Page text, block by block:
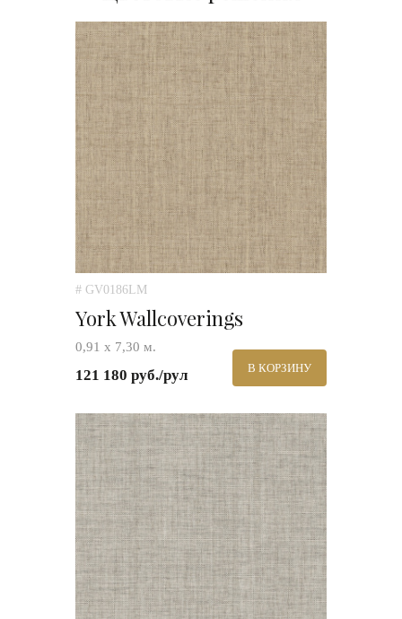
# GV0186LM
York Wallcoverings
0,91 х 7,30 м.
121 180 руб./рул В КОРЗИНУ